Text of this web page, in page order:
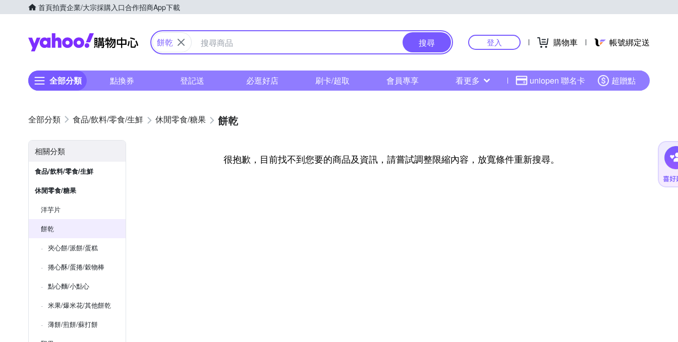
首頁拍賣企業/大宗採購入口合作招商App下載
Yahoo購物中心
餅乾 搜尋 登入 購物車 帳號綁定送
全部分類 點換券 登記送 必逛好店 刷卡/超取 會員專享 看更多 uniopen 聯名卡 超贈點
食品/飲料/零食/生鮮 休閒零食/糖果 餅乾
相關分類
食品/飲料/零食/生鮮
休閒零食/糖果
洋芋片
餅乾
夾心餅/派餅/蛋糕
捲心酥/蛋捲/穀物棒
點心麵/小點心
米果/爆米花/其他餅乾
薄餅/煎餅/蘇打餅
很抱歉，目前找不到您要的商品及資訊，請嘗試調整限縮內容，放寬條件重新搜尋。